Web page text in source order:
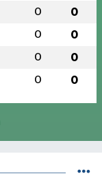
0 0
0 0
0 0
0 0